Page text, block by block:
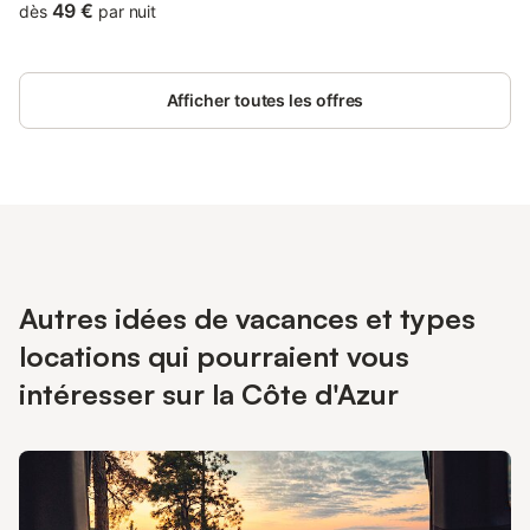
holiday park can enjoy a buffet breakfast.
dès 49 € par nuit
Afficher toutes les offres
Autres idées de vacances et types
locations qui pourraient vous
intéresser sur la Côte d'Azur